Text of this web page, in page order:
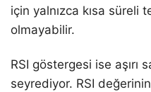
için yalnızca kısa süreli
olmayabilir.
RSI göstergesi ise aşırı
seyrediyor. RSI